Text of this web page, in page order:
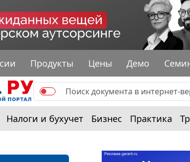
Продукты Цены Демо
Налоги и бухучет Бизнес Практика